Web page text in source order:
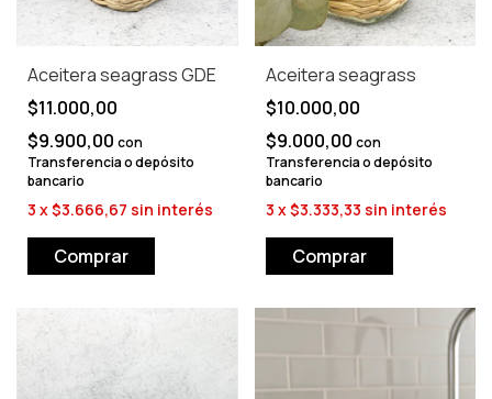
Aceitera seagrass GDE
$11.000,00
$9.900,00 con
Transferencia o depósito
bancario
3 x$3.666,67 sin interés
Aceitera seagrass
$10.000,00
$9.000,00 con
Transferencia o depósito
bancario
3 x$3.333,33 sin interés